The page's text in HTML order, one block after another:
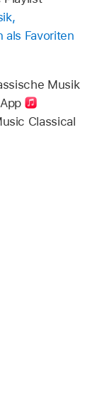
als Favoriten
Musik
App
Classical